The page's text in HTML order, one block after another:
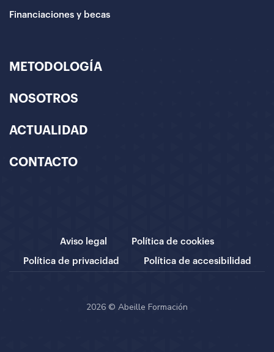
Financiaciones y becas
METODOLOGÍA
NOSOTROS
ACTUALIDAD
CONTACTO
Aviso legal Política de cookies
Política de privacidad Política de accesibilidad
2026 © Abeille Formación